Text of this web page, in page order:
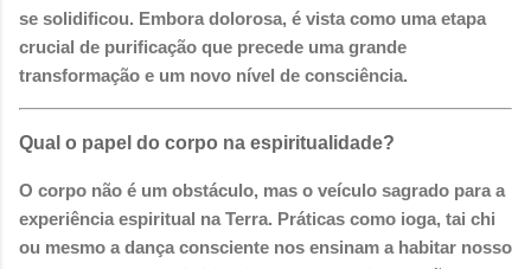
se solidificou. Embora dolorosa, é vista como uma etapa
crucial de purificação que precede uma grande
transformação e um novo nível de consciência.
Qual o papel do corpo na espiritualidade?
O corpo não é um obstáculo, mas o veículo sagrado para a
experiência espiritual na Terra. Práticas como ioga, tai chi
ou mesmo a dança consciente nos ensinam a habitar nosso